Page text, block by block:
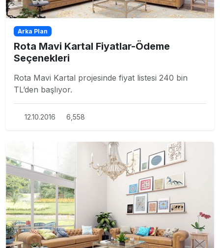
Arka Plan
Rota Mavi Kartal Fiyatlar-Ödeme
Seçenekleri
Rota Mavi Kartal projesinde fiyat listesi 240 bin
TL’den başlıyor.
12.10.2016 6,558